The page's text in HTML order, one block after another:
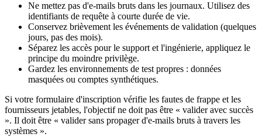
Ne mettez pas d'e-mails bruts dans les journaux. Utilisez des
identifiants de requête à courte durée de vie.
Conservez brièvement les événements de validation (quelques
jours, pas des mois).
Séparez les accès pour le support et l'ingénierie, appliquez le
principe du moindre privilège.
Gardez les environnements de test propres : données
masquées ou comptes synthétiques.
Si votre formulaire d'inscription vérifie les fautes de frappe et les
fournisseurs jetables, l'objectif ne doit pas être « valider avec succès
». Il doit être « valider sans propager d'e-mails bruts à travers les
systèmes ».